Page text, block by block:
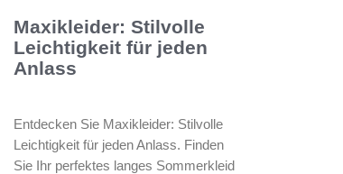
Maxikleider: Stilvolle
Leichtigkeit für jeden
Anlass
Entdecken Sie Maxikleider: Stilvolle
Leichtigkeit für jeden Anlass. Finden
Sie Ihr perfektes langes Sommerkleid